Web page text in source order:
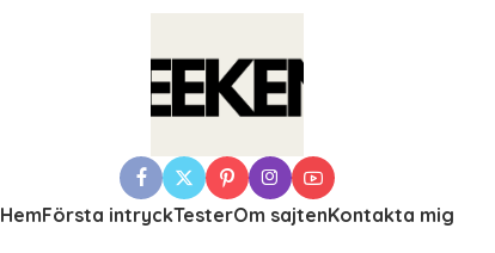
HemFörsta intryckTesterOm sajtenKontakta mig